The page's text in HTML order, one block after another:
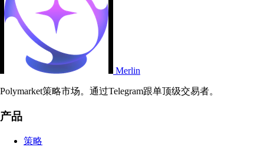
Merlin
Polymarket策略市场。通过Telegram跟单顶级交易者。
产品
策略